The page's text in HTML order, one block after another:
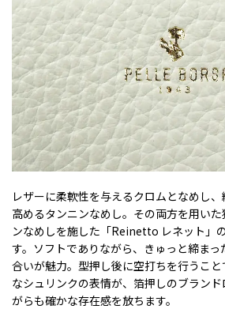
レザーに柔軟性を与えるクロムとなめし
高めるタンニンなめし。その両方を用い
ンなめしを施した「Reinetto レネット」
す。ソフトでありながら、きゅっと締ま
合いが魅力。型押し後に空打ちを行うこ
なシュリンクの表情が、箔押しのブラン
がらも確かな存在感を放ちます。